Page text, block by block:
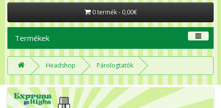
0 termék - 0,00€
Termékek
Headshop Párologtatók